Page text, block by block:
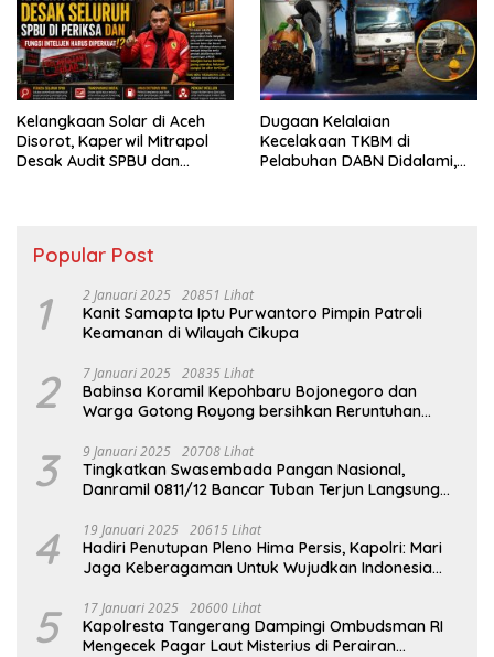
Kelangkaan Solar di Aceh
Disorot, Kaperwil Mitrapol
Desak Audit SPBU dan
Dugaan Kelalaian
Kecelakaan TKBM di
Pelabuhan DABN Didalami,
Popular Post
1 2 Januari 2025 20851 Lihat
Kanit Samapta Iptu Purwantoro Pimpin Patroli
Keamanan di Wilayah Cikupa
2 7 Januari 2025 20835 Lihat
Babinsa Koramil Kepohbaru Bojonegoro dan
Warga Gotong Royong bersihkan Reruntuhan
3 9 Januari 2025 20708 Lihat
Tingkatkan Swasembada Pangan Nasional,
Danramil 0811/12 Bancar Tuban Terjun Langsung
4 19 Januari 2025 20615 Lihat
Hadiri Penutupan Pleno Hima Persis, Kapolri: Mari
Jaga Keberagaman Untuk Wujudkan Indonesia
5 17 Januari 2025 20600 Lihat
Kapolresta Tangerang Dampingi Ombudsman RI
Mengecek Pagar Laut Misterius di Perairan